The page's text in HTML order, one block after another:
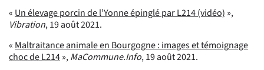
« Un élevage porcin de l’Yonne épinglé par L214 (vidéo) »,
Vibration, 19 août 2021.
« Maltraitance animale en Bourgogne : images et témoignage
choc de L214»,MaCommune.Info, 19 août 2021.